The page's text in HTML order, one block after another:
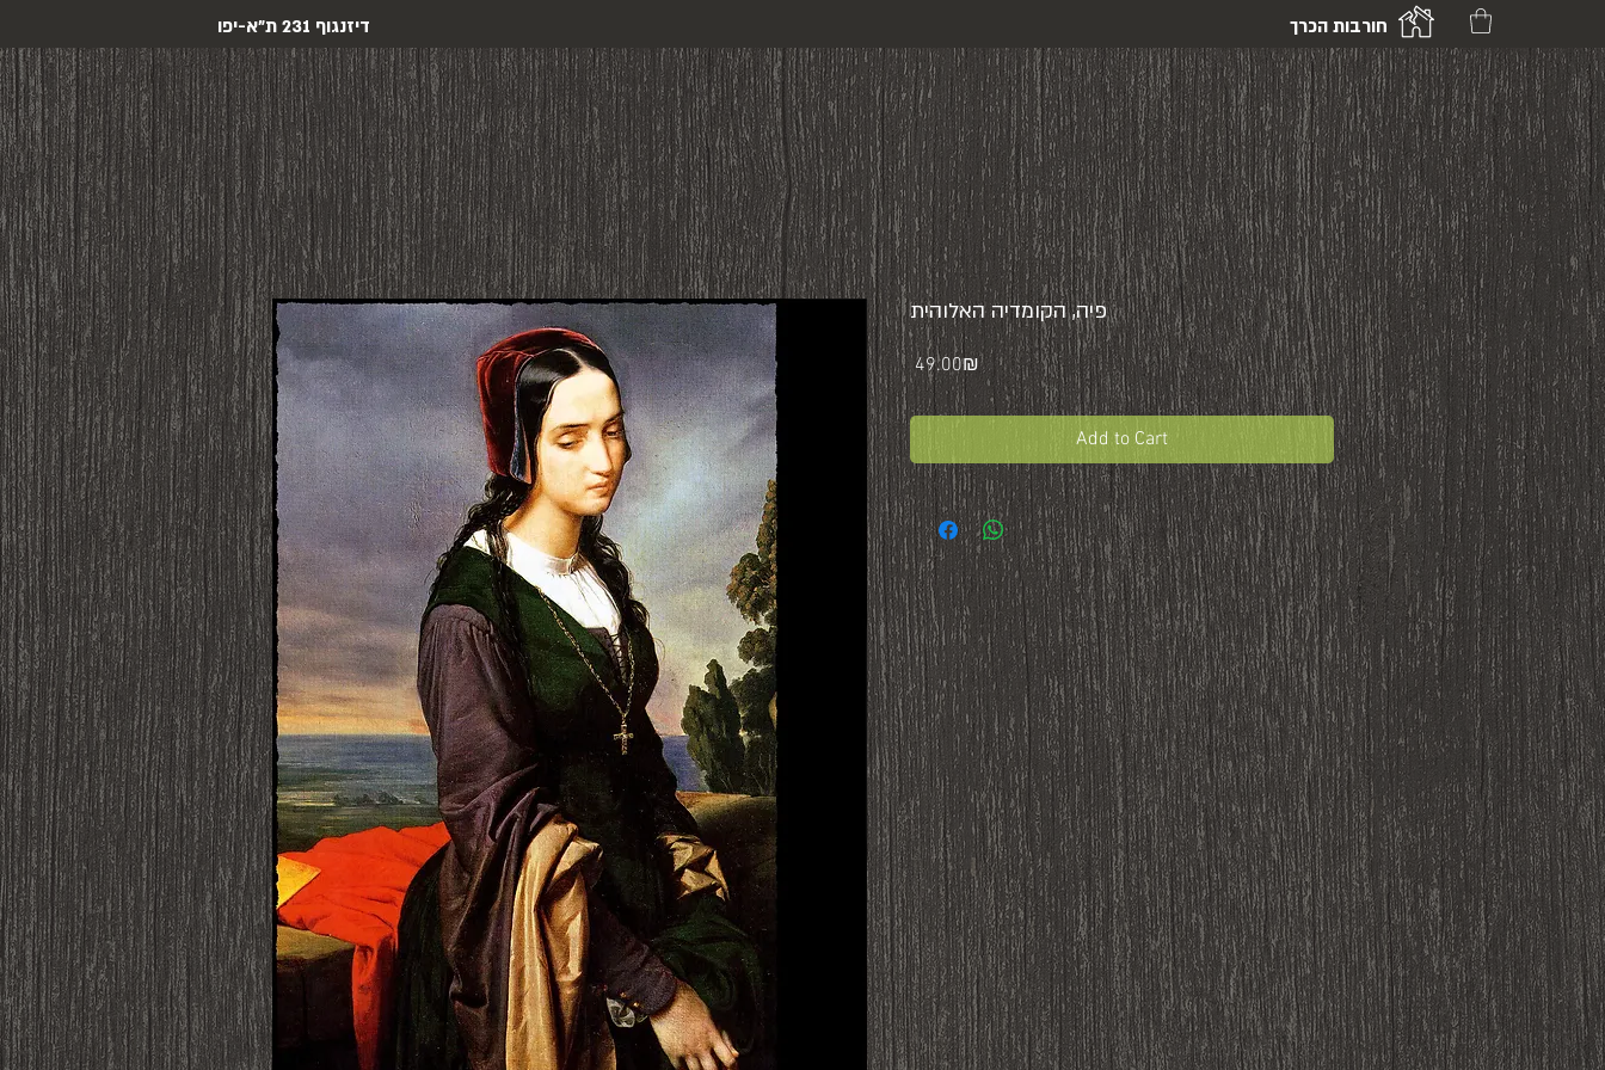
דיזנגוף 231 ת"א-יפו חורבות הכרך
פּיה, הקומדיה האלוהית
‏49.00 ‏₪Price
Add to Cart